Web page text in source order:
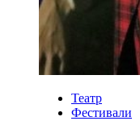
Театр
Фестивали